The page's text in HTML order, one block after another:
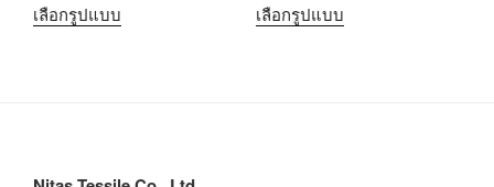
เลือกรูปแบบ
เลือกรูปแบบ